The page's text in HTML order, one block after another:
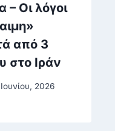
– Οι λόγοι
από 3
στο Ιράν
2026